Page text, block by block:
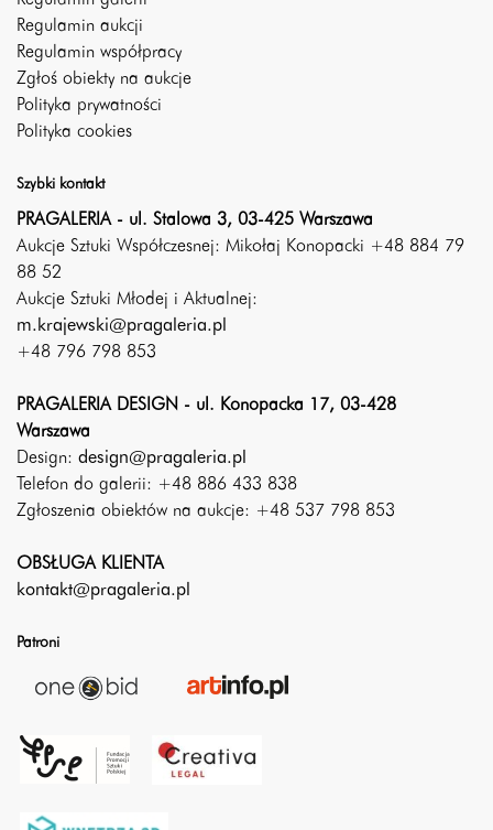
Regulamin aukcji
Regulamin współpracy
Zgłoś obiekty na aukcje
Polityka prywatności
Polityka cookies
Szybki kontakt
PRAGALERIA - ul. Stalowa 3, 03-425 Warszawa
Aukcje Sztuki Współczesnej: Mikołaj Konopacki +48 884 79
88 52
Aukcje Sztuki Młodej i Aktualnej:
m.krajewski@pragaleria.pl
+48 796 798 853
PRAGALERIA DESIGN - ul. Konopacka 17, 03-428
Warszawa
Design: design@pragaleria.pl
Telefon do galerii: +48 886 433 838
Zgłoszenia obiektów na aukcje: +48 537 798 853
OBSŁUGA KLIENTA
kontakt@pragaleria.pl
Patroni